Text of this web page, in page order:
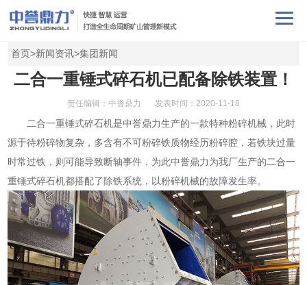
首页>新闻资讯>集团新闻
二合一重锤式碎石机已配备除铁装置！
责任编辑：中誉鼎力 发表时间：2020-11-18
二合一重锤式碎石机是中誉鼎力生产的一款特种粉碎机械 ，此时
源于待粉碎物复杂，多含有不可粉碎铁质物经历粉碎腔，若铁块过量
时常过铁，则可能导致断轴事件，为此中誉鼎力为我厂生产的二合一
重锤式碎石机都搭配了除铁系统，以粉碎机械的故障发生率。